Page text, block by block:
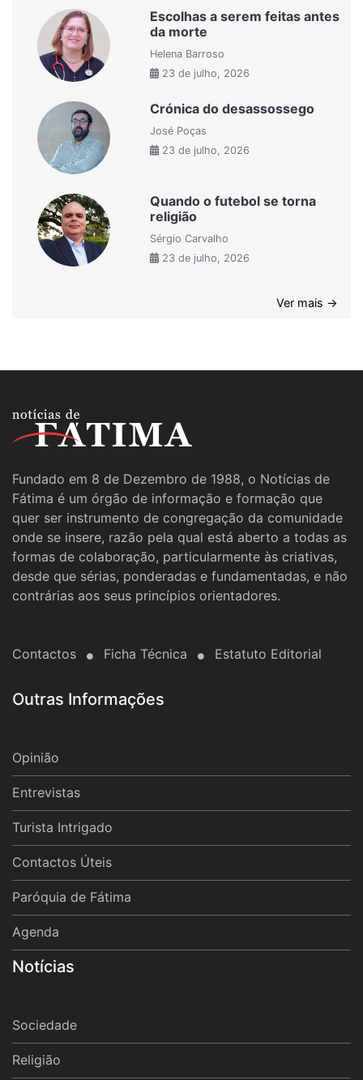
Escolhas a serem feitas antes
da morte
Helena Barroso
23 de julho, 2026
Crónica do desassossego
José Poças
23 de julho, 2026
Quando o futebol se torna
religião
Sérgio Carvalho
23 de julho, 2026
Ver mais →
Fundado em 8 de Dezembro de 1988, o Notícias de
Fátima é um órgão de informação e formação que
quer ser instrumento de congregação da comunidade
onde se insere, razão pela qual está aberto a todas as
formas de colaboração, particularmente às criativas,
desde que sérias, ponderadas e fundamentadas, e não
contrárias aos seus princípios orientadores.
Contactos Ficha Técnica Estatuto Editorial
Outras Informações
Opinião
Entrevistas
Turista Intrigado
Contactos Úteis
Paróquia de Fátima
Agenda
Notícias
Sociedade
Religião